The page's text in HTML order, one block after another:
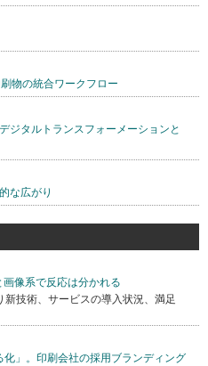
物の統合ワークフロー
ジタルトランスフォーメーションと
な広がり
像系で反応は分かれる
新技術、サービスの導入状況、満足
」。印刷会社の採用ブランディング